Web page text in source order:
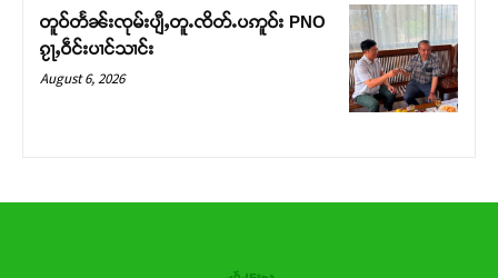
တူဝ်တႅၼ်းၸုမ်းပျီႇတူႉၸိတ်ႉပဢူဝ်း PNO
ၵႂႃႇဝဵင်းပၢင်သၢင်း
August 6, 2026